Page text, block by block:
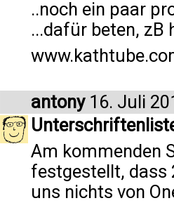
..noch ein paar
...dafür beten, zB
antony16. Juli
Am kommenden
festgestellt, dass
uns nichts von